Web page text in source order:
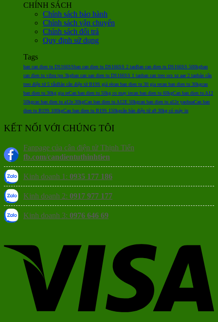
CHÍNH SÁCH
Chính sách bảo hành
Chính sách vận chuyển
Chính sách đổi trả
Quy định sử dụng
Tags
ban can dien tu DS166SSban can dien tu DS166SS 2 tanBan can dien tu DS166SS 500kgban
can dien tu vibra tps 3kgban can san dien tu DS166SS 1 tanban can treo ocs xz aae 2 tanbán cân
treo điện tử 5 tấnBán cân điện tử B19S giá rẻcan ban dien tu 30 gia recan ban dien tu 30kgcan
ban dien tu 30kg gia reCan ban dien tu 50kg co may incan ban dien tu 60kgCan ban dien tu A12
50kgcan ban dien tu a12e 30kgCan ban dien tu A12E 50kgcan ban dien tu a12e yaohuaCan ban
dien tu B19S 100kgCan ban dien tu B19S 150kgcân bàn điện tử a9 30kg có máy in
KẾT NỐI VỚI CHÚNG TÔI
Fanpage của cân điện tử Thịnh Tiến
fb.com/candientuthinhtien
Kinh doanh 1: 0935 177 186
Kinh doanh 2: 0917 977 177
Kinh doanh 3: 0976 646 69